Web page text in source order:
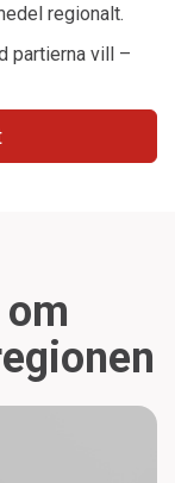
regionalt.
partierna vill –